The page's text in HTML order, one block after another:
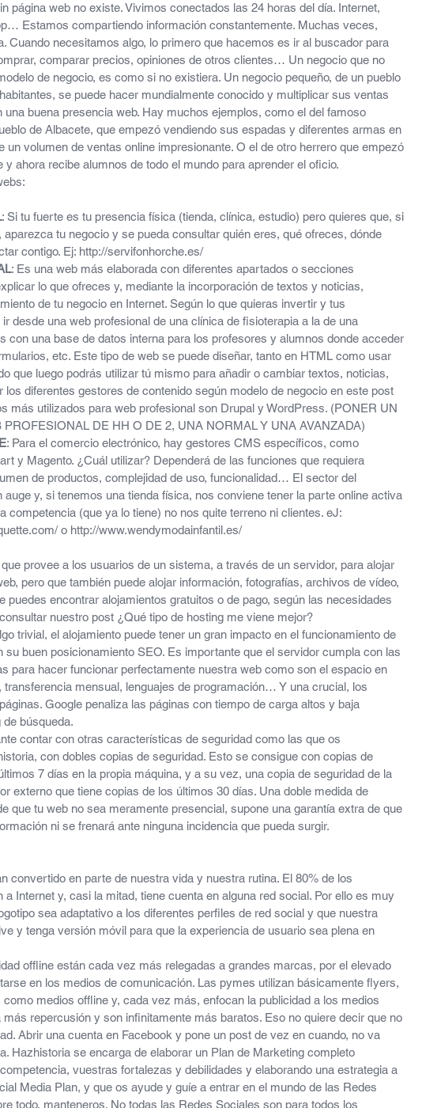
página web no existe. Vivimos conectados las 24 horas del día. Internet,
Estamos compartiendo información constantemente. Muchas veces,
Cuando necesitamos algo, lo primero que hacemos es ir al buscador para
comparar precios, opiniones de otros clientes… Un negocio que no
de negocio, es como si no existiera. Un negocio pequeño, de un pueblo
se puede hacer mundialmente conocido y multiplicar sus ventas
una buena presencia web. Hay muchos ejemplos, como el del famoso
de Albacete, que empezó vendiendo sus espadas y diferentes armas en
un volumen de ventas online impresionante. O el de otro herrero que empezó
y ahora recibe alumnos de todo el mundo para aprender el oficio.
: Si tu fuerte es tu presencia física (tienda, clínica, estudio) pero quieres que, si
aparezca tu negocio y se pueda consultar quién eres, qué ofreces, dónde
contigo. Ej: http://servifonhorche.es/
: Es una web más elaborada con diferentes apartados o secciones
lo que ofreces y, mediante la incorporación de textos y noticias,
de tu negocio en Internet. Según lo que quieras invertir y tus
desde una web profesional de una clínica de fisioterapia a la de una
con una base de datos interna para los profesores y alumnos donde acceder
etc. Este tipo de web se puede diseñar, tanto en HTML como usar
que luego podrás utilizar tú mismo para añadir o cambiar textos, noticias,
los diferentes gestores de contenido según modelo de negocio en este post
más utilizados para web profesional son Drupal y WordPress. (PONER UN
PROFESIONAL DE HH O DE 2, UNA NORMAL Y UNA AVANZADA)
: Para el comercio electrónico, hay gestores CMS específicos, como
y Magento. ¿Cuál utilizar? Dependerá de las funciones que requiera
de productos, complejidad de uso, funcionalidad… El sector del
y, si tenemos una tienda física, nos conviene tener la parte online activa
competencia (que ya lo tiene) no nos quite terreno ni clientes. eJ:
o http://www.wendymodainfantil.es/
provee a los usuarios de un sistema, a través de un servidor, para alojar
pero que también puede alojar información, fotografías, archivos de vídeo,
encontrar alojamientos gratuitos o de pago, según las necesidades
nuestro post ¿Qué tipo de hosting me viene mejor?
trivial, el alojamiento puede tener un gran impacto en el funcionamiento de
su buen posicionamiento SEO. Es importante que el servidor cumpla con las
para hacer funcionar perfectamente nuestra web como son el espacio en
transferencia mensual, lenguajes de programación… Y una crucial, los
Google penaliza las páginas con tiempo de carga altos y baja
búsqueda.
contar con otras características de seguridad como las que os
con dobles copias de seguridad. Esto se consigue con copias de
7 días en la propia máquina, y a su vez, una copia de seguridad de la
externo que tiene copias de los últimos 30 días. Una doble medida de
que tu web no sea meramente presencial, supone una garantía extra de que
ni se frenará ante ninguna incidencia que pueda surgir.
convertido en parte de nuestra vida y nuestra rutina. El 80% de los
a Internet y, casi la mitad, tiene cuenta en alguna red social. Por ello es muy
sea adaptativo a los diferentes perfiles de red social y que nuestra
y tenga versión móvil para que la experiencia de usuario sea plena en
offline están cada vez más relegadas a grandes marcas, por el elevado
en los medios de comunicación. Las pymes utilizan básicamente flyers,
medios offline y, cada vez más, enfocan la publicidad a los medios
más repercusión y son infinitamente más baratos. Eso no quiere decir que no
Abrir una cuenta en Facebook y pone un post de vez en cuando, no va
Hazhistoria se encarga de elaborar un Plan de Marketing completo
vuestras fortalezas y debilidades y elaborando una estrategia a
Media Plan, y que os ayude y guíe a entrar en el mundo de las Redes
todo, manteneros. No todas las Redes Sociales son para todos los